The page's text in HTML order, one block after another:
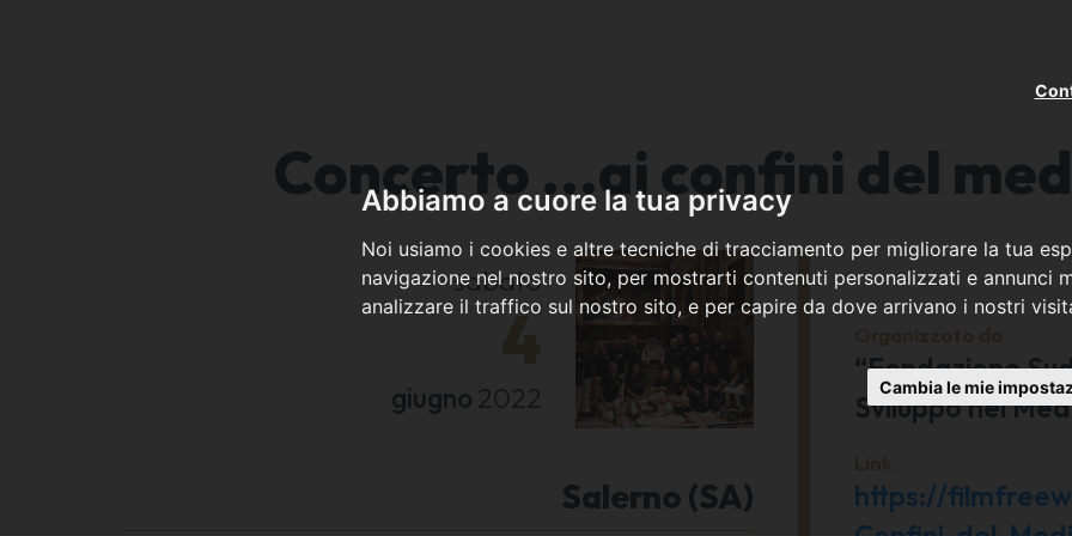
Abbiamo a cuore la tua privacy
Noi usiamo i cookies e altre tecniche di tracciamento per migliorare la tua
navigazione nel nostro sito, per mostrarti contenuti personalizzati e annunci
analizzare il traffico sul nostro sito, e per capire da dove arrivano i nostri
Cambia le mie
Concerto ...ai confini del
sabato
4
giugno 2022
Salerno (SA)
“Fondazione
Sviluppo nel
https://